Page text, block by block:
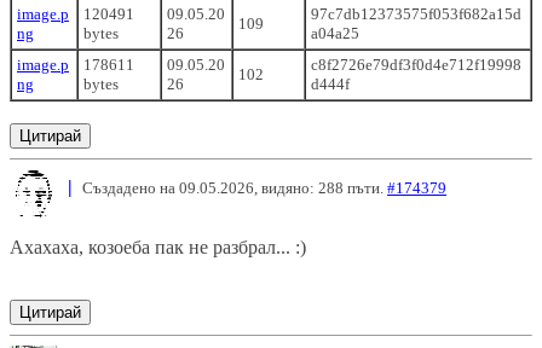
image.p
ng
120491
bytes
09.05.20
26
109
97c7db12373575f053f682a15d
a04a25
image.p
ng
178611
bytes
09.05.20
26
102
c8f2726e79df3f0d4e712f19998
d444f
Цитирай
| Създадено на 09.05.2026, видяно: 288 пъти. #174379
Ахахаха, козоеба пак не разбрал... :)
Цитирай